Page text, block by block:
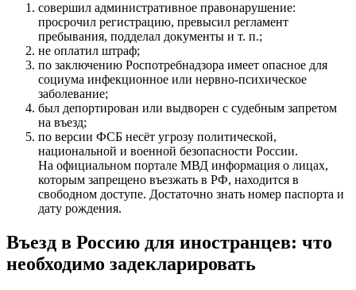
совершил административное правонарушение:
просрочил регистрацию, превысил регламент
пребывания, подделал документы и т. п.;
не оплатил штраф;
по заключению Роспотребнадзора имеет опасное для
социума инфекционное или нервно-психическое
заболевание;
был депортирован или выдворен с судебным запретом
на въезд;
по версии ФСБ несёт угрозу политической,
национальной и военной безопасности России.
На официальном портале МВД информация о лицах,
которым запрещено въезжать в РФ, находится в
свободном доступе. Достаточно знать номер паспорта и
дату рождения.
Въезд в Россию для иностранцев: что
необходимо задекларировать